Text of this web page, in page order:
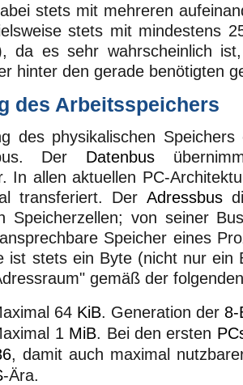
stets mit mehreren
stets mit mindestens
da es sehr wahrscheinlich
hinter den gerade benötigten
des Arbeitsspeichers
des physikalischen
Der Datenbus
In allen aktuellen PC-
transferiert. Der Adressbus
Speicherzellen; von seiner
Speicher eines
ist stets ein Byte (nicht nur ein
gemäß der
64 KiB. Generation der 8-
1 MiB. Bei den ersten
, damit auch maximal
-Ära.